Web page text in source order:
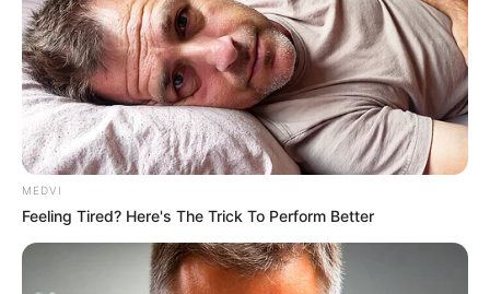
ดวงการเงินใช้จ่ายเงินเยอะ ซื้อแต่สิ่งของที่มีค่า มีราคา
ใช้จ่ายเงินเป็นก้อนและราคาสูง
ดวงความรักคนโสด คนเก่าๆ จะปรับปรุงตัวและกลับมา
คนมีคู่ อย่าพยายามกดดันให้คนรักทำอะไรให้ อาจทำให้
เกิดความไม่พอใจได้
MEDVI
Feeling Tired? Here's The Trick To Perform Better